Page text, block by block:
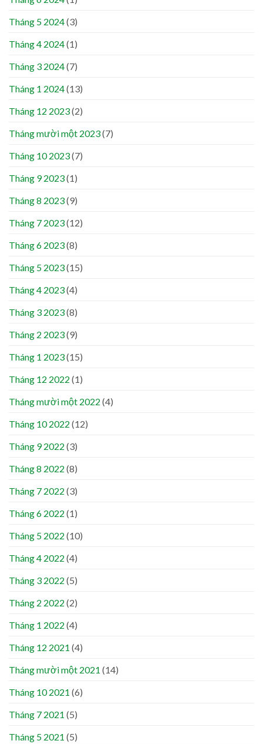
Tháng 5 2024(3)
Tháng 4 2024(1)
Tháng 3 2024(7)
Tháng 1 2024(13)
Tháng 12 2023(2)
Tháng mười một 2023(7)
Tháng 10 2023(7)
Tháng 9 2023(1)
Tháng 8 2023(9)
Tháng 7 2023(12)
Tháng 6 2023(8)
Tháng 5 2023(15)
Tháng 4 2023(4)
Tháng 3 2023(8)
Tháng 2 2023(9)
Tháng 1 2023(15)
Tháng 12 2022 (1)
Tháng mười một 2022 (4)
Tháng 10 2022 (12)
Tháng 9 2022 (3)
Tháng 8 2022 (8)
Tháng 7 2022 (3)
Tháng 6 2022 (1)
Tháng 5 2022 (10)
Tháng 4 2022 (4)
Tháng 3 2022 (5)
Tháng 2 2022 (2)
Tháng 1 2022 (4)
Tháng 12 2021 (4)
Tháng mười một 2021 (14)
Tháng 10 2021 (6)
Tháng 7 2021 (5)
Tháng 5 2021 (5)